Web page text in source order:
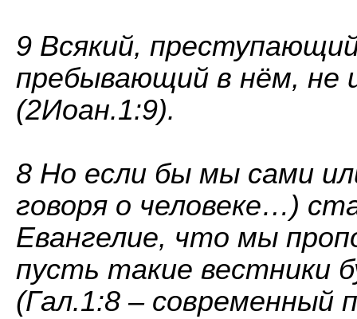
9 Всякий,
пребывающий в нём,
(2Иоан.1:9).
8 Но если бы мы сами
говоря о человеке…)
Евангелие, что мы
пусть такие вестники
(Гал.1:8 – современный